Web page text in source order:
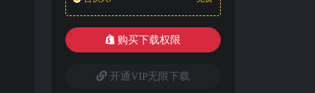
购买下载权限
开通VIP无限下载